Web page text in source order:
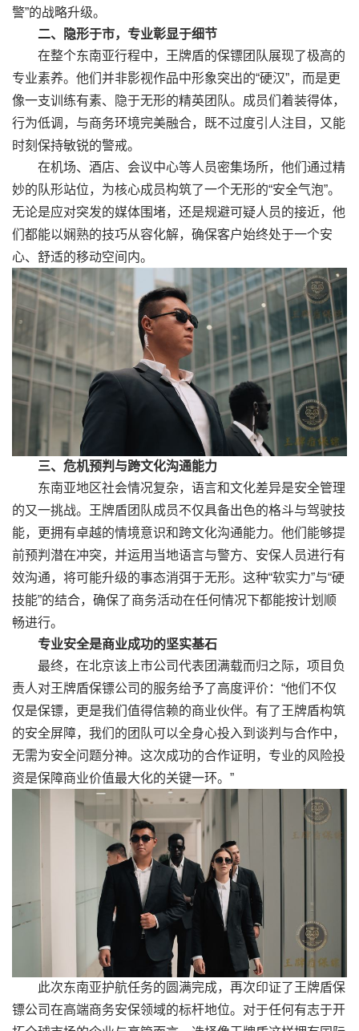
警”的战略升级。
二、隐形于市，专业彰显于细节
在整个东南亚行程中，王牌盾的保镖团队展现了极高的
专业素养。他们并非影视作品中形象突出的“硬汉”，而是更
像一支训练有素、隐于无形的精英团队。成员们着装得体，
行为低调，与商务环境完美融合，既不过度引人注目，又能
时刻保持敏锐的警戒。
在机场、酒店、会议中心等人员密集场所，他们通过精
妙的队形站位，为核心成员构筑了一个无形的“安全气泡”。
无论是应对突发的媒体围堵，还是规避可疑人员的接近，他
们都能以娴熟的技巧从容化解，确保客户始终处于一个安
心、舒适的移动空间内。
三、危机预判与跨文化沟通能力
东南亚地区社会情况复杂，语言和文化差异是安全管理
的又一挑战。王牌盾团队成员不仅具备出色的格斗与驾驶技
能，更拥有卓越的情境意识和跨文化沟通能力。他们能够提
前预判潜在冲突，并运用当地语言与警方、安保人员进行有
效沟通，将可能升级的事态消弭于无形。这种“软实力”与“硬
技能”的结合，确保了商务活动在任何情况下都能按计划顺
畅进行。
专业安全是商业成功的坚实基石
最终，在北京该上市公司代表团满载而归之际，项目负
责人对王牌盾保镖公司的服务给予了高度评价：“他们不仅
仅是保镖，更是我们值得信赖的商业伙伴。有了王牌盾构筑
的安全屏障，我们的团队可以全身心投入到谈判与合作中，
无需为安全问题分神。这次成功的合作证明，专业的风险投
资是保障商业价值最大化的关键一环。”
此次东南亚护航任务的圆满完成，再次印证了王牌盾保
镖公司在高端商务安保领域的标杆地位。对于任何有志于开